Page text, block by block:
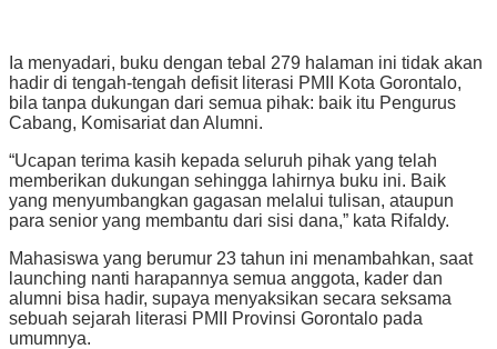
Ia menyadari, buku dengan tebal 279 halaman ini tidak akan
hadir di tengah-tengah defisit literasi PMII Kota Gorontalo,
bila tanpa dukungan dari semua pihak: baik itu Pengurus
Cabang, Komisariat dan Alumni.
“Ucapan terima kasih kepada seluruh pihak yang telah
memberikan dukungan sehingga lahirnya buku ini. Baik
yang menyumbangkan gagasan melalui tulisan, ataupun
para senior yang membantu dari sisi dana,” kata Rifaldy.
Mahasiswa yang berumur 23 tahun ini menambahkan, saat
launching nanti harapannya semua anggota, kader dan
alumni bisa hadir, supaya menyaksikan secara seksama
sebuah sejarah literasi PMII Provinsi Gorontalo pada
umumnya.